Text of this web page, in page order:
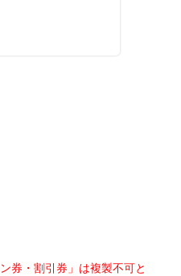
券・割引券」は複製不可と